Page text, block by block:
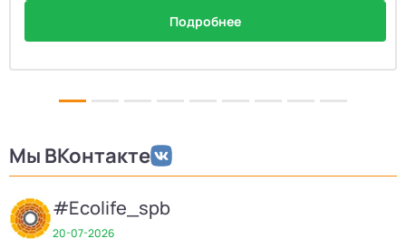
Подробнее
Мы ВКонтакте
#Ecolife_spb
20-07-2026